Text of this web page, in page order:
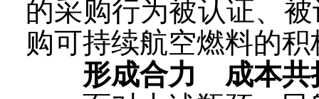
的采购行为被认证、
购可持续航空燃料的积
形成合力 成本